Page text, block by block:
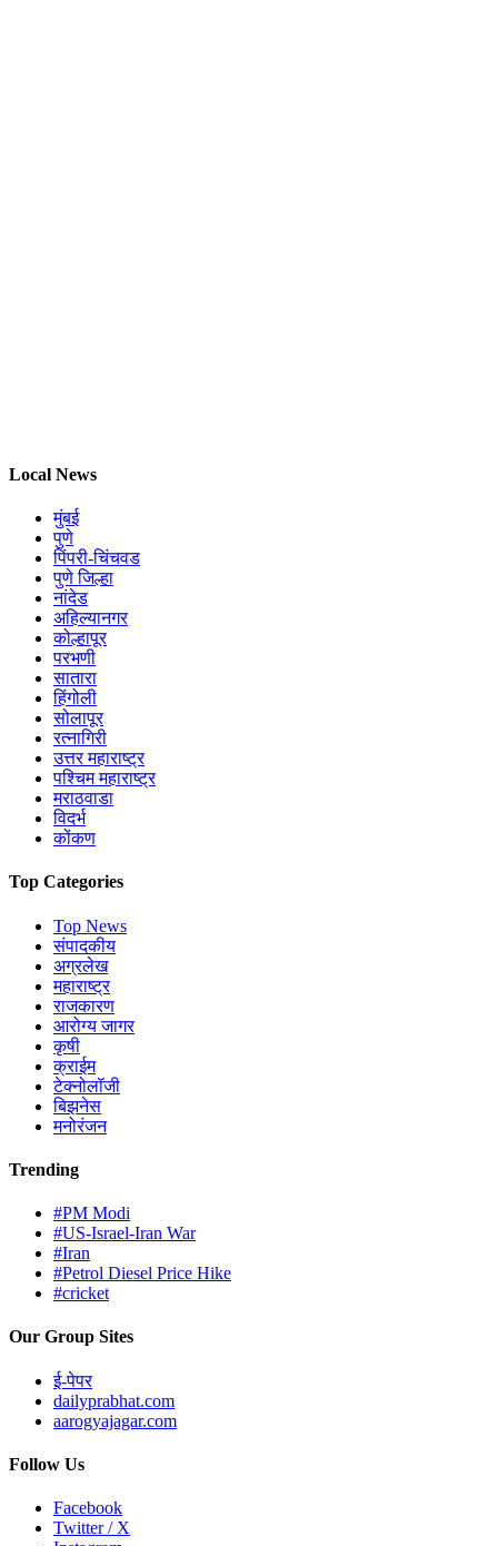
Local News
मुंबई
पुणे
पिंपरी-चिंचवड
पुणे जिल्हा
नांदेड
अहिल्यानगर
कोल्हापूर
परभणी
सातारा
हिंगोली
सोलापूर
रत्नागिरी
उत्तर महाराष्ट्र
पश्चिम महाराष्ट्र
मराठवाडा
विदर्भ
कोंकण
Top Categories
Top News
संपादकीय
अग्रलेख
महाराष्ट्र
राजकारण
आरोग्य जागर
कृषी
क्राईम
टेक्नोलॉजी
बिझनेस
मनोरंजन
Trending
#PM Modi
#US-Israel-Iran War
#Iran
#Petrol Diesel Price Hike
#cricket
Our Group Sites
ई-पेपर
dailyprabhat.com
aarogyajagar.com
Follow Us
Facebook
Twitter / X